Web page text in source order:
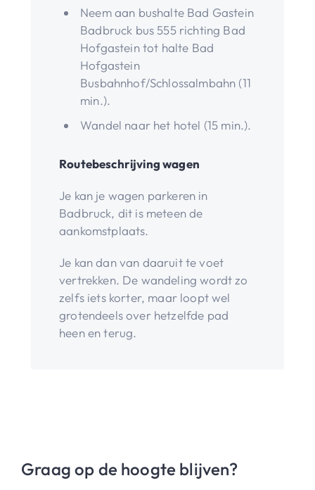
Neem aan bushalte Bad Gastein
Badbruck bus 555 richting Bad
Hofgastein tot halte Bad
Hofgastein
Busbahnhof/Schlossalmbahn (11
min.).
Wandel naar het hotel (15 min.).
Routebeschrijving wagen
Je kan je wagen parkeren in
Badbruck, dit is meteen de
aankomstplaats.
Je kan dan van daaruit te voet
vertrekken. De wandeling wordt zo
zelfs iets korter, maar loopt wel
grotendeels over hetzelfde pad
heen en terug.
Graag op de hoogte blijven?